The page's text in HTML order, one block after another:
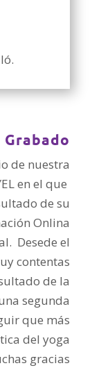
de nuestra
en el que
de su
Onlina
Desede el
contentas
de la
segunda
que más
del yoga
gracias